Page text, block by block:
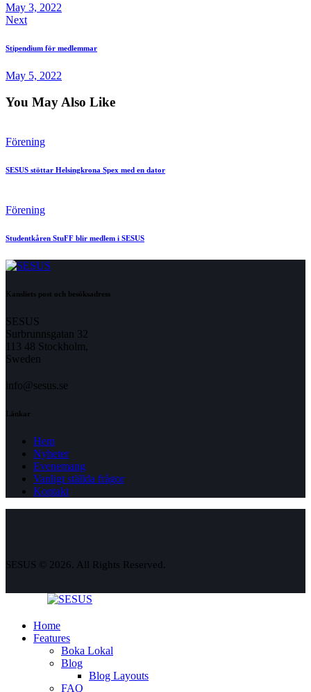
May 3, 2022
Next
Stipendium för medlemmar
May 5, 2022
You May Also Like
Förening
SESUS stöttar Helsingkrona Spex med en dator
Förening
Studentkåren StuFF blir medlem i SESUS
Kansliets post och besöksadress
SESUS
Surbrunnsgatan 32
113 48 Stockholm,
Sweden
info@sesus.se
Länkar
Hem
Nyheter
Evenemang
Vanligt ställda frågor
Kontakt
SESUS © 2026. All Rights Reserved.
Home
Features
Boka Lokal
Blog
Blog Layouts
FAQ